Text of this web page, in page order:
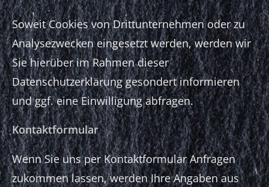
Soweit Cookies von Drittunternehmen oder zu
Analysezwecken eingesetzt werden, werden wir
Sie hierüber im Rahmen dieser
Datenschutzerklärung gesondert informieren
und ggf. eine Einwilligung abfragen.
Kontaktformular
Wenn Sie uns per Kontaktformular Anfragen
zukommen lassen, werden Ihre Angaben aus